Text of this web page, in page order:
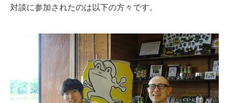
対談に参加されたのは以下の方々です。